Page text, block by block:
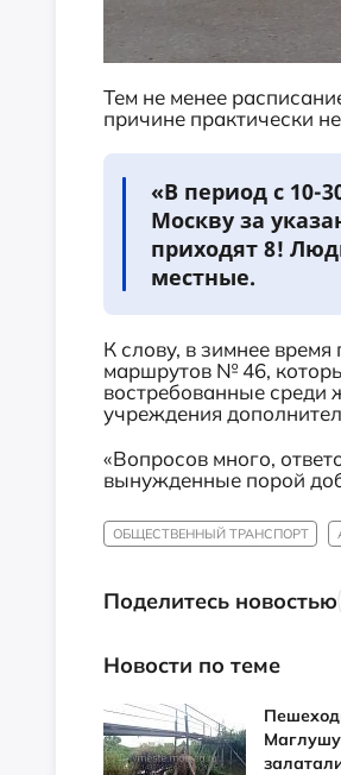
Тем не менее
причине практически
«В период с 10-
Москву за
приходят 8!
местные.
К слову, в зимнее
маршрутов № 46,
востребованные
учреждения
«Вопросов много,
вынужденные порой
ОБЩЕСТВЕННЫЙ ТРАНСПОРТ
Поделитесь новостью
Новости по теме